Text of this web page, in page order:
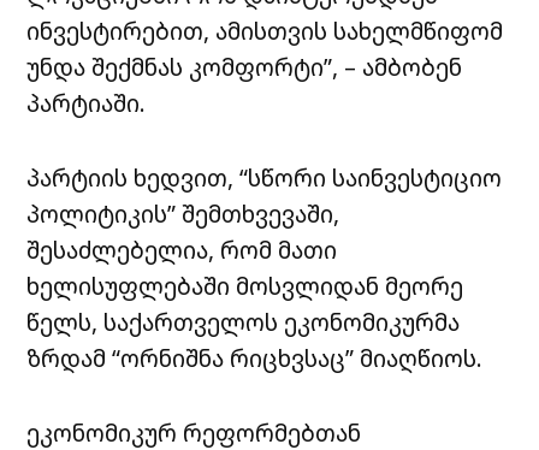
ინვესტირებით, ამისთვის სახელმწიფომ
უნდა შექმნას კომფორტი”, – ამბობენ
პარტიაში.
პარტიის ხედვით, “სწორი საინვესტიციო
პოლიტიკის” შემთხვევაში,
შესაძლებელია, რომ მათი
ხელისუფლებაში მოსვლიდან მეორე
წელს, საქართველოს ეკონომიკურმა
ზრდამ “ორნიშნა რიცხვსაც” მიაღწიოს.
ეკონომიკურ რეფორმებთან